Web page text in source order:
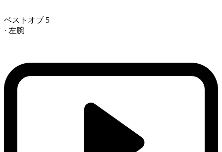
ベストオブ 5
· 左腕